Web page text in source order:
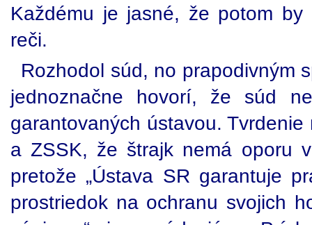
Každému je jasné, že potom
reči.
Rozhodol súd, no prapodivným
jednoznačne hovorí, že súd
garantovaných ústavou.
a ZSSK, že štrajk nemá oporu
pretože „Ústava SR garantuje
prostriedok na ochranu svojich